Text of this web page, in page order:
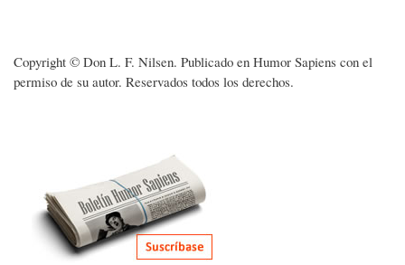
Copyright © Don L. F. Nilsen. Publicado en Humor Sapiens con el
permiso de su autor. Reservados todos los derechos.